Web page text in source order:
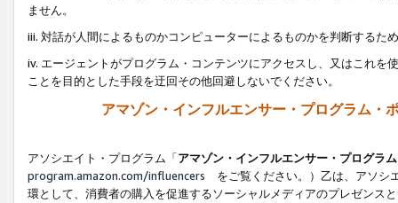
ません。
iii. 対話が人間によるものかコンピューターによるものかを判断するた
iv. エージェントがプログラム・コンテンツにアクセスし、又はこれ
ことを目的とした手段を迂回その他回避しないでください。
アマゾン・インフルエンサー・プログラム・
アソシエイト・プログラム「アマゾン・インフルエンサー・プログラム
program.amazon.com/influencers をご覧ください。）乙は、アソシ
環として、消費者の購入を促進するソーシャルメディアのプレゼンス